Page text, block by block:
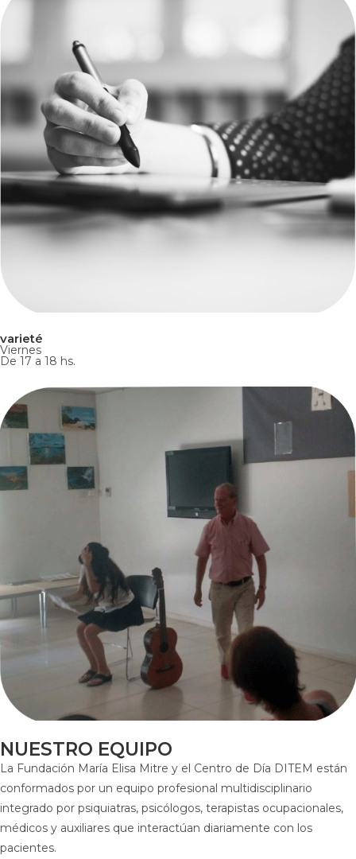
varieté
Viernes
De 17 a 18 hs.
NUESTRO EQUIPO
La Fundación María Elisa Mitre y el Centro de Día DITEM están
conformados por un equipo profesional multidisciplinario
integrado por psiquiatras, psicólogos, terapistas ocupacionales,
médicos y auxiliares que interactúan diariamente con los
pacientes.